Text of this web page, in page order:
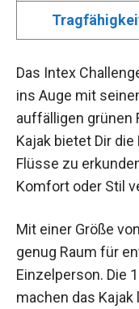
Das Intex
ins Auge mit
auffälligen grünen
Kajak bietet Dir
Flüsse zu
Komfort oder Stil
Mit einer Größe von
genug Raum für
Einzelperson. Die
machen das